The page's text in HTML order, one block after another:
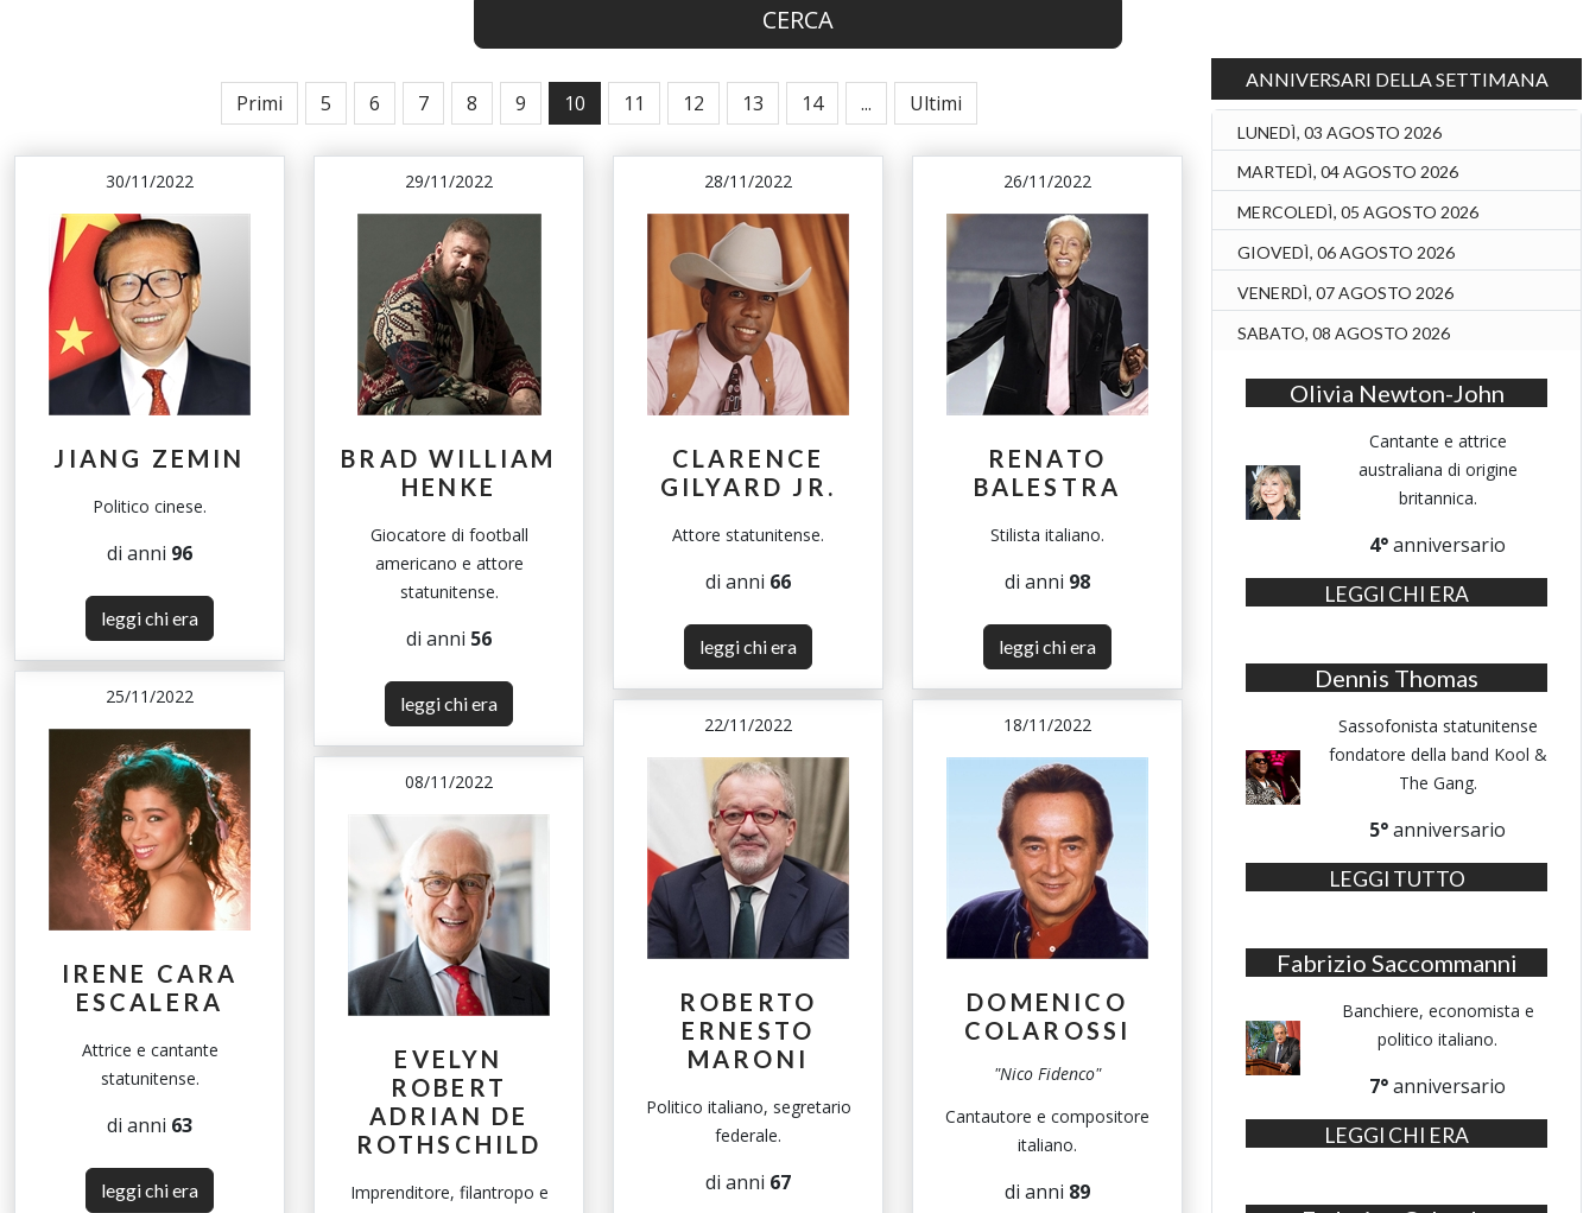
CERCA
Primi 5 6 7 8 9 10 11 12 13 14 ... Ultimi
30/11/2022
JIANG ZEMIN
Politico cinese.
di anni 96
leggi chi era
29/11/2022
BRAD WILLIAM
HENKE
Giocatore di football
americano e attore
statunitense.
di anni 56
leggi chi era
28/11/2022
CLARENCE
GILYARD JR.
Attore statunitense.
di anni 66
leggi chi era
26/11/2022
RENATO
BALESTRA
Stilista italiano.
di anni 98
leggi chi era
25/11/2022
IRENE CARA
ESCALERA
Attrice e cantante
statunitense.
di anni 63
leggi chi era
22/11/2022
ROBERTO
ERNESTO
MARONI
Politico italiano, segretario
federale.
di anni 67
18/11/2022
DOMENICO
COLAROSSI
"Nico Fidenco"
Cantautore e compositore
italiano.
di anni 89
08/11/2022
EVELYN
ROBERT
ADRIAN DE
ROTHSCHILD
Imprenditore, filantropo e
ANNIVERSARI DELLA SETTIMANA
LUNEDÌ, 03 AGOSTO 2026
MARTEDÌ, 04 AGOSTO 2026
MERCOLEDÌ, 05 AGOSTO 2026
GIOVEDÌ, 06 AGOSTO 2026
VENERDÌ, 07 AGOSTO 2026
SABATO, 08 AGOSTO 2026
Olivia Newton-John
Cantante e attrice
australiana di origine
britannica.
4°anniversario
LEGGI CHI ERA
Dennis Thomas
Sassofonista statunitense
fondatore della band Kool &
The Gang.
5°anniversario
LEGGI TUTTO
Fabrizio Saccommanni
Banchiere, economista e
politico italiano.
7°anniversario
LEGGI CHI ERA